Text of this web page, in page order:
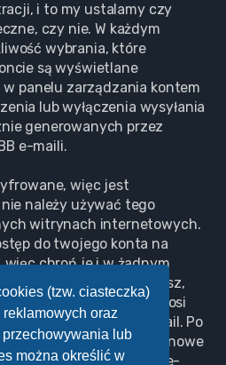
(tzw. ciasteczka)
oraz
lub
można określić w
i to my ustalamy czy
czy nie. W każdym
wybrania, które
są wyświetlane
panelu zarządzania kontem
lub wyłączenia wysyłania
generowanych przez
e-maili.
więc jest
należy używać tego
witrynach internetowych.
do twojego konta na
więc chroń je i w żadnym
nikomu . Jeśli je zapomnisz,
hasła”. Witryna poprosi
i adresu e-mail. Po
wygenerowane nowe
przez ciebie adres e-